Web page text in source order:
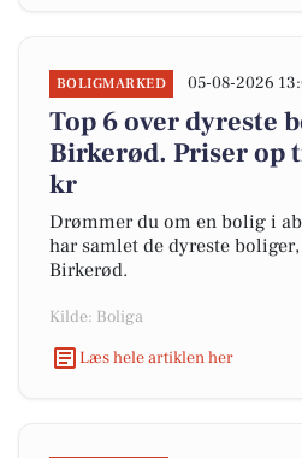
BOLIGMARKED 05-08-2026
Top 6 over dyreste
Birkerød. Priser op
kr
Drømmer du om en bolig i
har samlet de dyreste
Birkerød.
Kilde: Boliga
Læs hele artiklen her